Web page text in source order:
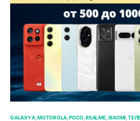
GALAXY A MOTOROLA POCO REALME XIAOMI